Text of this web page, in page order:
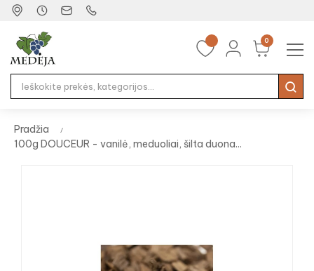
0
☰
Pradžia
100g DOUCEUR - vanilė, meduoliai, šilta duona...